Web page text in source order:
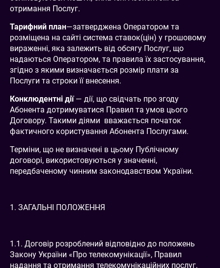
отримання Послуг.
Тарифний план—затверджена Оператором та
розміщена на сайті система ставок(цін) у грошовому
вираженні, яка залежить від обсягу Послуг, що
надаються Оператором, та правила їх застосування,
згідно з якими визначається розмір плати за
Послуги та строки її внесення.
Конклюдентні дії — дії, що свідчать про згоду
Абонента дотримуватися Правил та умов цього
Договору. Такими діями вважається початок
фактичного користування Абонента Послугами.
Терміни, що не визначені в цьому Публічному
договорі, використовуються у значенні,
передбаченому чинним законодавством України.
1. ЗАГАЛЬНІ ПОЛОЖЕННЯ
1.1. Договір розроблений відповідно до положень
Закону України «Про телекомунікації», Правил
надання та отримання телекомунікаційних послуг,